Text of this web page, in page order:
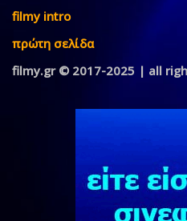
filmy intro
πρώτη σελίδα
filmy.gr © 2017-2025 | all